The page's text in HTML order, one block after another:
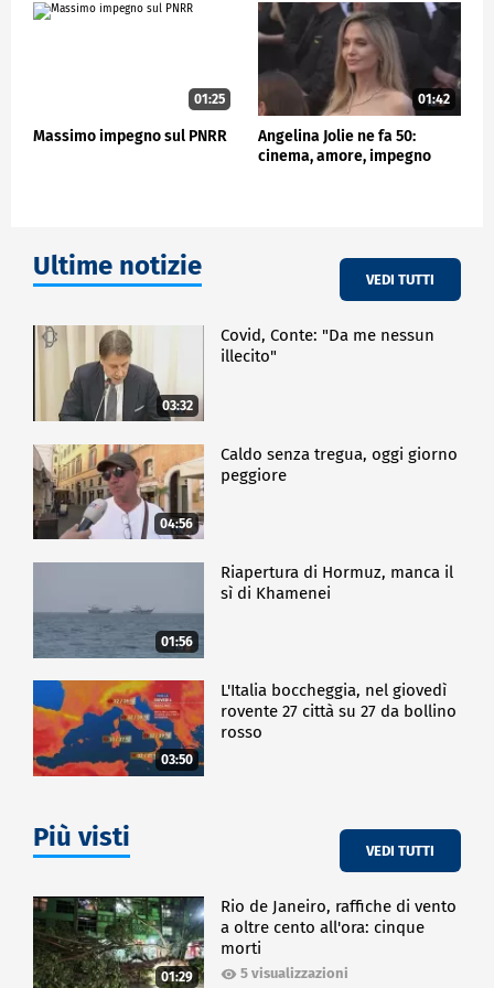
01:25
Massimo impegno sul PNRR
01:42
Angelina Jolie ne fa 50:
cinema, amore, impegno
Ultime notizie VEDI TUTTI
03:32
Covid, Conte: "Da me nessun
illecito"
04:56
Caldo senza tregua, oggi giorno
peggiore
01:56
Riapertura di Hormuz, manca il
sì di Khamenei
03:50
L'Italia boccheggia, nel giovedì
rovente 27 città su 27 da bollino
rosso
Più visti VEDI TUTTI
01:29
Rio de Janeiro, raffiche di vento
a oltre cento all'ora: cinque
morti
5 visualizzazioni